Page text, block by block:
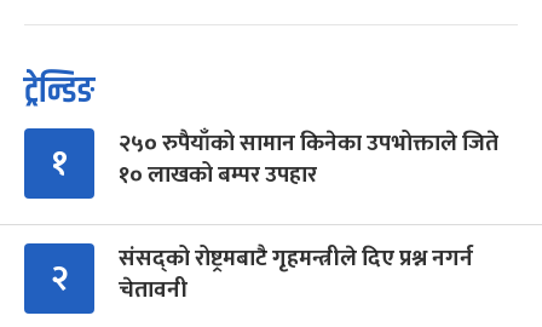
ट्रेन्डिङ
१
२५० रुपैयाँको सामान किनेका उपभोक्ताले जिते
१० लाखको बम्पर उपहार
२
संसद्को रोष्ट्रमबाटै गृहमन्त्रीले दिए प्रश्न नगर्न
चेतावनी